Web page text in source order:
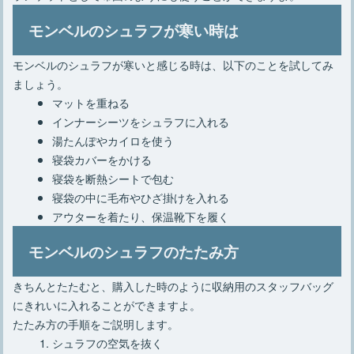
モンベルのシュラフが寒い時は
モンベルのシュラフが寒いと感じる時は、以下のことを試してみ
ましょう。
マットを重ねる
インナーシーツをシュラフに入れる
湯たんぽやカイロを使う
寝袋カバーをかける
寝袋を断熱シートで包む
寝袋の中に毛布やひざ掛けを入れる
アウターを着たり、保温靴下を履く
モンベルのシュラフのたたみ方
きちんとたたむと、購入した時のように収納用のスタッフバッグ
にきれいに入れることができますよ。
たたみ方の手順をご説明します。
シュラフの空気を抜く